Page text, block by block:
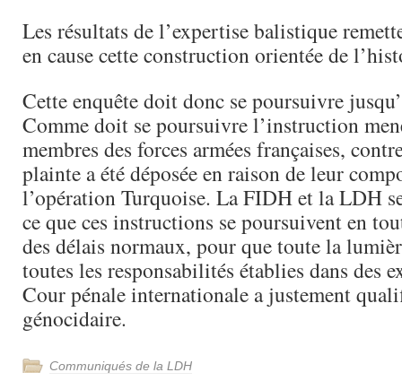
Les résultats de l’expertise balistique
en cause cette construction orientée de
Cette enquête doit donc se poursuivre
Comme doit se poursuivre l’instruction
membres des forces armées françaises,
plainte a été déposée en raison de leur
l’opération Turquoise. La FIDH et la LDH
ce que ces instructions se poursuivent en
des délais normaux, pour que toute la
toutes les responsabilités établies dans des
Cour pénale internationale a justement
génocidaire.
Communiqués de la LDH